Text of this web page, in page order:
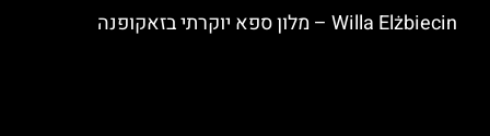
Willa Elżbiecin – מלון ספא יוקרתי בזאקופנה